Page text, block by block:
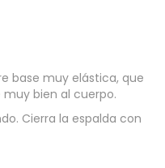
base muy elástica, que
bien al cuerpo.
Cierra la espalda con